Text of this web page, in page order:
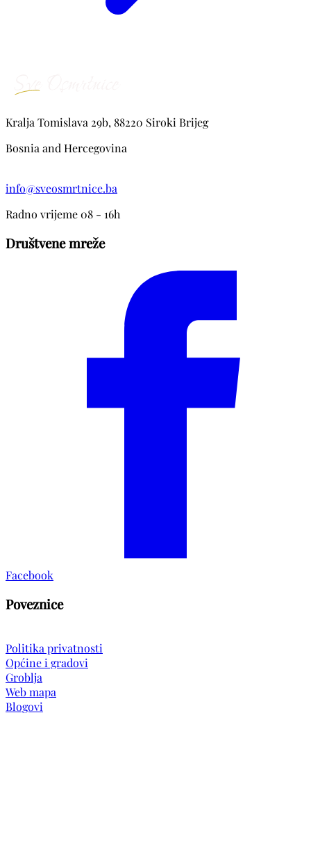
Kralja Tomislava 29b, 88220 Siroki Brijeg
Bosnia and Hercegovina
info@sveosmrtnice.ba
Radno vrijeme 08 - 16h
Društvene mreže
Facebook
Poveznice
Politika privatnosti
Općine i gradovi
Groblja
Web mapa
Blogovi